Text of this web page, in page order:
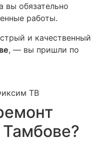
вы обязательно
работы.
и качественный
, — вы пришли по
Тамбове?